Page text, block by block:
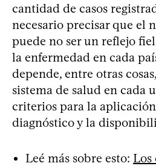
cantidad de casos
necesario precisar que el
puede no ser un reflejo
la enfermedad en cada
depende, entre otras
sistema de salud en cada
criterios para la
diagnóstico y la
Leé más sobre esto: Los